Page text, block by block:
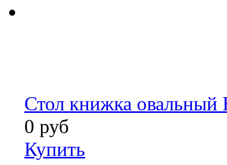
Стол книжка овальный
0 руб
Купить